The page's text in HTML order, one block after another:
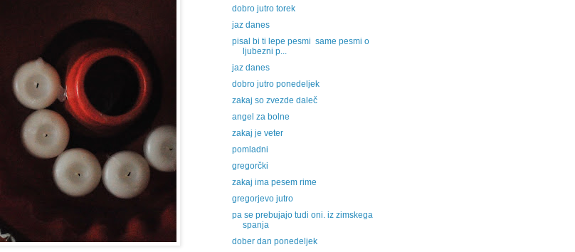
dobro jutro torek
jaz danes
pisal bi ti lepe pesmi same pesmi o
ljubezni p...
jaz danes
dobro jutro ponedeljek
zakaj so zvezde daleč
angel za bolne
zakaj je veter
pomladni
gregorčki
zakaj ima pesem rime
gregorjevo jutro
pa se prebujajo tudi oni. iz zimskega
spanja
dober dan ponedeljek